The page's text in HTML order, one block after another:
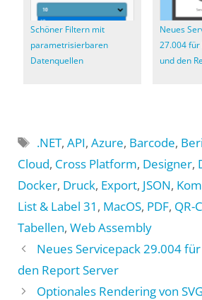
Schöner Filtern mit
parametrisierbaren
Datenquellen
Neues
27.004 für
und den
Schlagwörter
.NET,API,Azure, Barcode,
Cloud, Cross Platform, Designer,
Docker, Druck, Export, JSON,
List & Label 31 , MacOS, PDF, QR-
Tabellen, Web Assembly
Neues Servicepack 29.004
den Report Server
Optionales Rendering von